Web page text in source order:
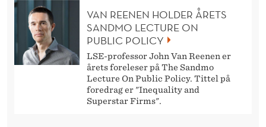
VAN REENEN HOLDER ÅRETS
SANDMO LECTURE ON
PUBLIC POLICY
LSE-professor John Van Reenen er
årets foreleser på The Sandmo
Lecture On Public Policy. Tittel på
foredrag er "Inequality and
Superstar Firms".